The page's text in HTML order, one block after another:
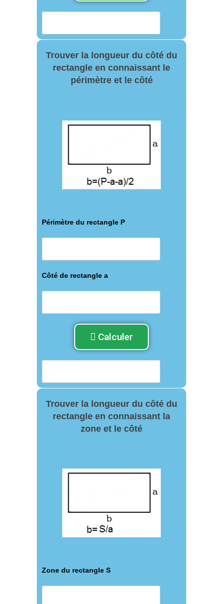
Trouver la longueur du côté du
rectangle en connaissant le
périmètre et le côté
Périmètre du rectangle P
Côté de rectangle a
Calculer
Trouver la longueur du côté du
rectangle en connaissant la
zone et le côté
Zone du rectangle S